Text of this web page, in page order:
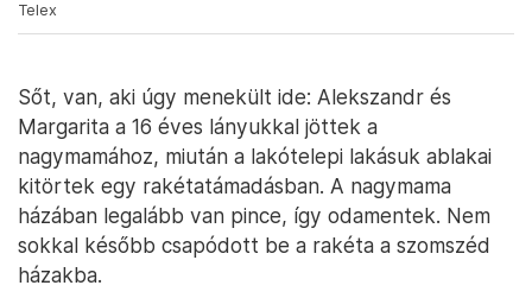
Telex
Sőt, van, aki úgy menekült ide: Alekszandr és
Margarita a 16 éves lányukkal jöttek a
nagymamához, miután a lakótelepi lakásuk ablakai
kitörtek egy rakétatámadásban. A nagymama
házában legalább van pince, így odamentek. Nem
sokkal később csapódott be a rakéta a szomszéd
házakba.